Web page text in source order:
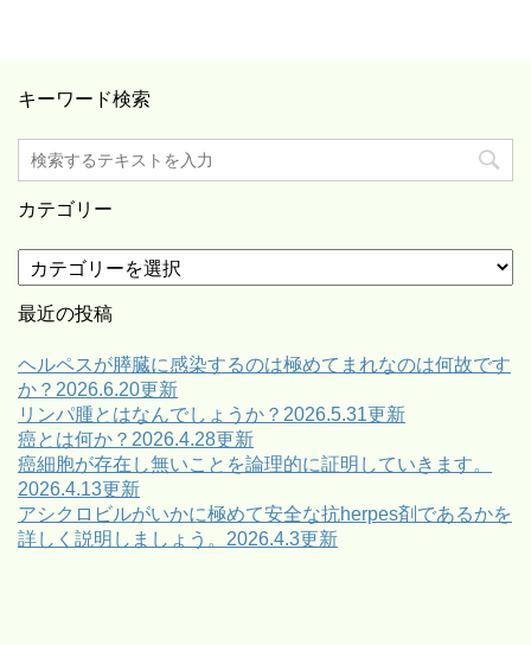
キーワード検索
カテゴリー
テ
ゴ
ー
最近の投稿
ヘルペスが膵臓に感染するのは極めてまれなのは何故です
か？2026.6.20更新
リンパ腫とはなんでしょうか？2026.5.31更新
癌とは何か？2026.4.28更新
癌細胞が存在し無いことを論理的に証明していきます。
2026.4.13更新
アシクロビルがいかに極めて安全な抗herpes剤であるかを
詳しく説明しましょう。2026.4.3更新